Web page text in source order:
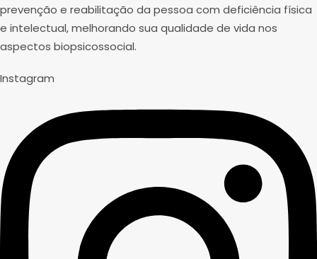
prevenção e reabilitação da pessoa com deficiência física
e intelectual, melhorando sua qualidade de vida nos
aspectos biopsicossocial.
Instagram